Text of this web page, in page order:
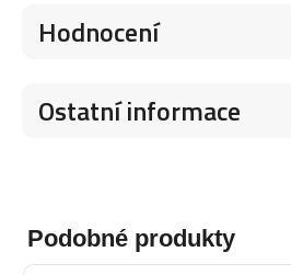
Hodnocení
Ostatní informace
Podobné produkty